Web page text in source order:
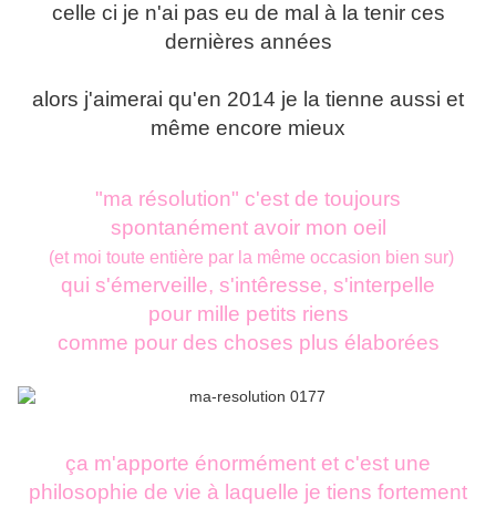
celle ci je n'ai pas eu de mal à la tenir ces
dernières années
alors j'aimerai qu'en 2014 je la tienne aussi et
même encore mieux
"ma résolution" c'est de toujours
spontanément avoir mon oeil
(et moi toute entière par la même occasion bien sur)
qui s'émerveille, s'intêresse, s'interpelle
pour mille petits riens
comme pour des choses plus élaborées
ça m'apporte énormément et c'est une
philosophie de vie à laquelle je tiens fortement